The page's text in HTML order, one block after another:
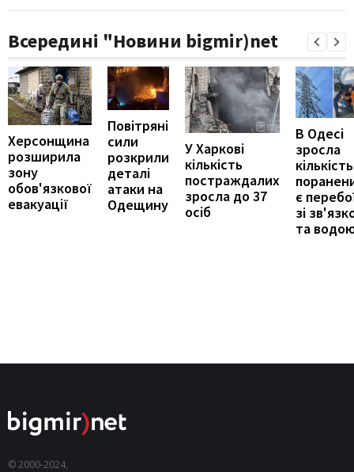
Всередині "Новини bigmir)net
Херсонщина
розширила
зону
обов'язкової
евакуації
Повітряні
сили
розкрили
деталі
атаки на
Одещину
У Харкові
кількість
постраждалих
зросла до 37
осіб
В Одесі
зросла
кількість
є
зі
та
© 2000-2024,